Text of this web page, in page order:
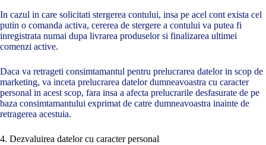
In cazul in care solicitati stergerea contului, insa pe acel cont exista cel
putin o comanda activa, cererea de stergere a contului va putea fi
inregistrata numai dupa livrarea produselor si finalizarea ultimei
comenzi active.
Daca va retrageti consimtamantul pentru prelucrarea datelor in scop de
marketing, va inceta prelucrarea datelor dumneavoastra cu caracter
personal in acest scop, fara insa a afecta prelucrarile desfasurate de pe
baza consimtamantului exprimat de catre dumneavoastra inainte de
retragerea acestuia.
4. Dezvaluirea datelor cu caracter personal